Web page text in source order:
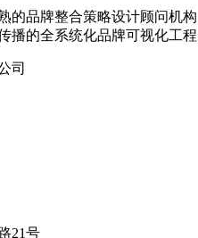
品牌整合策略设计顾问机构
播的全系统化品牌可视化工
司
21号